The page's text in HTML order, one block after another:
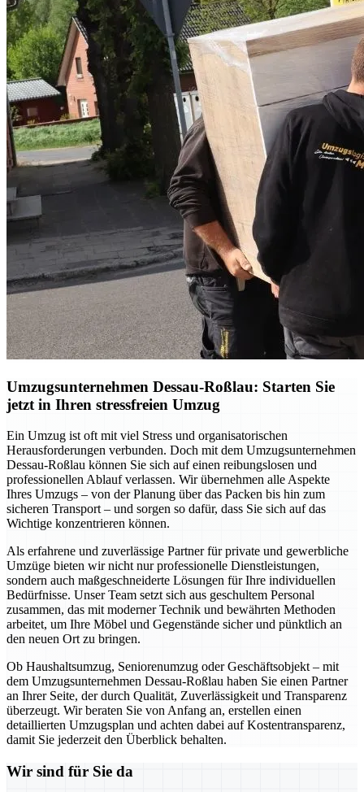
Umzugsunternehmen Dessau-Roßlau: Starten Sie
jetzt in Ihren stressfreien Umzug
Ein Umzug ist oft mit viel Stress und organisatorischen
Herausforderungen verbunden. Doch mit dem Umzugsunternehmen
Dessau-Roßlau können Sie sich auf einen reibungslosen und
professionellen Ablauf verlassen. Wir übernehmen alle Aspekte
Ihres Umzugs – von der Planung über das Packen bis hin zum
sicheren Transport – und sorgen so dafür, dass Sie sich auf das
Wichtige konzentrieren können.
Als erfahrene und zuverlässige Partner für private und gewerbliche
Umzüge bieten wir nicht nur professionelle Dienstleistungen,
sondern auch maßgeschneiderte Lösungen für Ihre individuellen
Bedürfnisse. Unser Team setzt sich aus geschultem Personal
zusammen, das mit moderner Technik und bewährten Methoden
arbeitet, um Ihre Möbel und Gegenstände sicher und pünktlich an
den neuen Ort zu bringen.
Ob Haushaltsumzug, Seniorenumzug oder Geschäftsobjekt – mit
dem Umzugsunternehmen Dessau-Roßlau haben Sie einen Partner
an Ihrer Seite, der durch Qualität, Zuverlässigkeit und Transparenz
überzeugt. Wir beraten Sie von Anfang an, erstellen einen
detaillierten Umzugsplan und achten dabei auf Kostentransparenz,
damit Sie jederzeit den Überblick behalten.
Wir sind für Sie da